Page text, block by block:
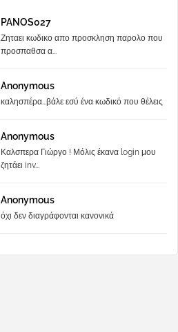
PANOS027
Ζηταει κωδικο απο προσκληση παρολο που
προσπαθσα α...
Anonymous
καλησπέρα...βάλε εσύ ένα κωδικό που θέλεις
Anonymous
Καλσπερα Γιώργο ! Μόλις έκανα login μου
ζητάει inv...
Anonymous
όχι δεν διαγράφονται κανονικά